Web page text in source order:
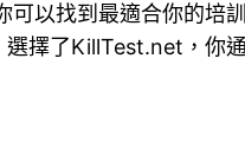
可以找到最適合你的培
選擇了KillTest.net，你